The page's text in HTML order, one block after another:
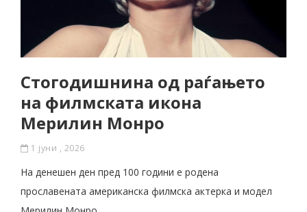
Стогодишнина од раѓањето
на филмската икона
Мерилин Монро
1 јуни , 2026
На денешен ден пред 100 години е родена
прославената американска филмска актерка и модел